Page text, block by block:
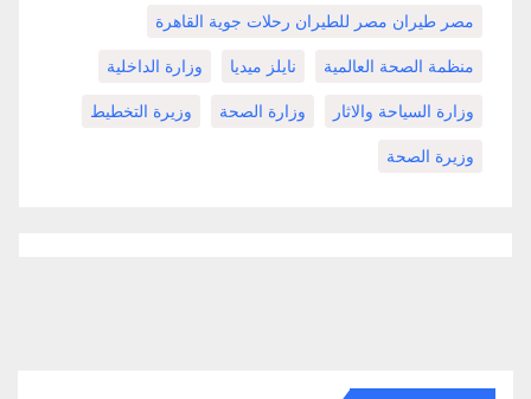
مصر طيران مصر للطيران رحلات جوية القاهرة
منظمة الصحة العالمية نايلز ميديا وزارة الداخلية
وزارة السياحة والاثار وزارة الصحة وزيرة التخطيط
وزيرة الصحة